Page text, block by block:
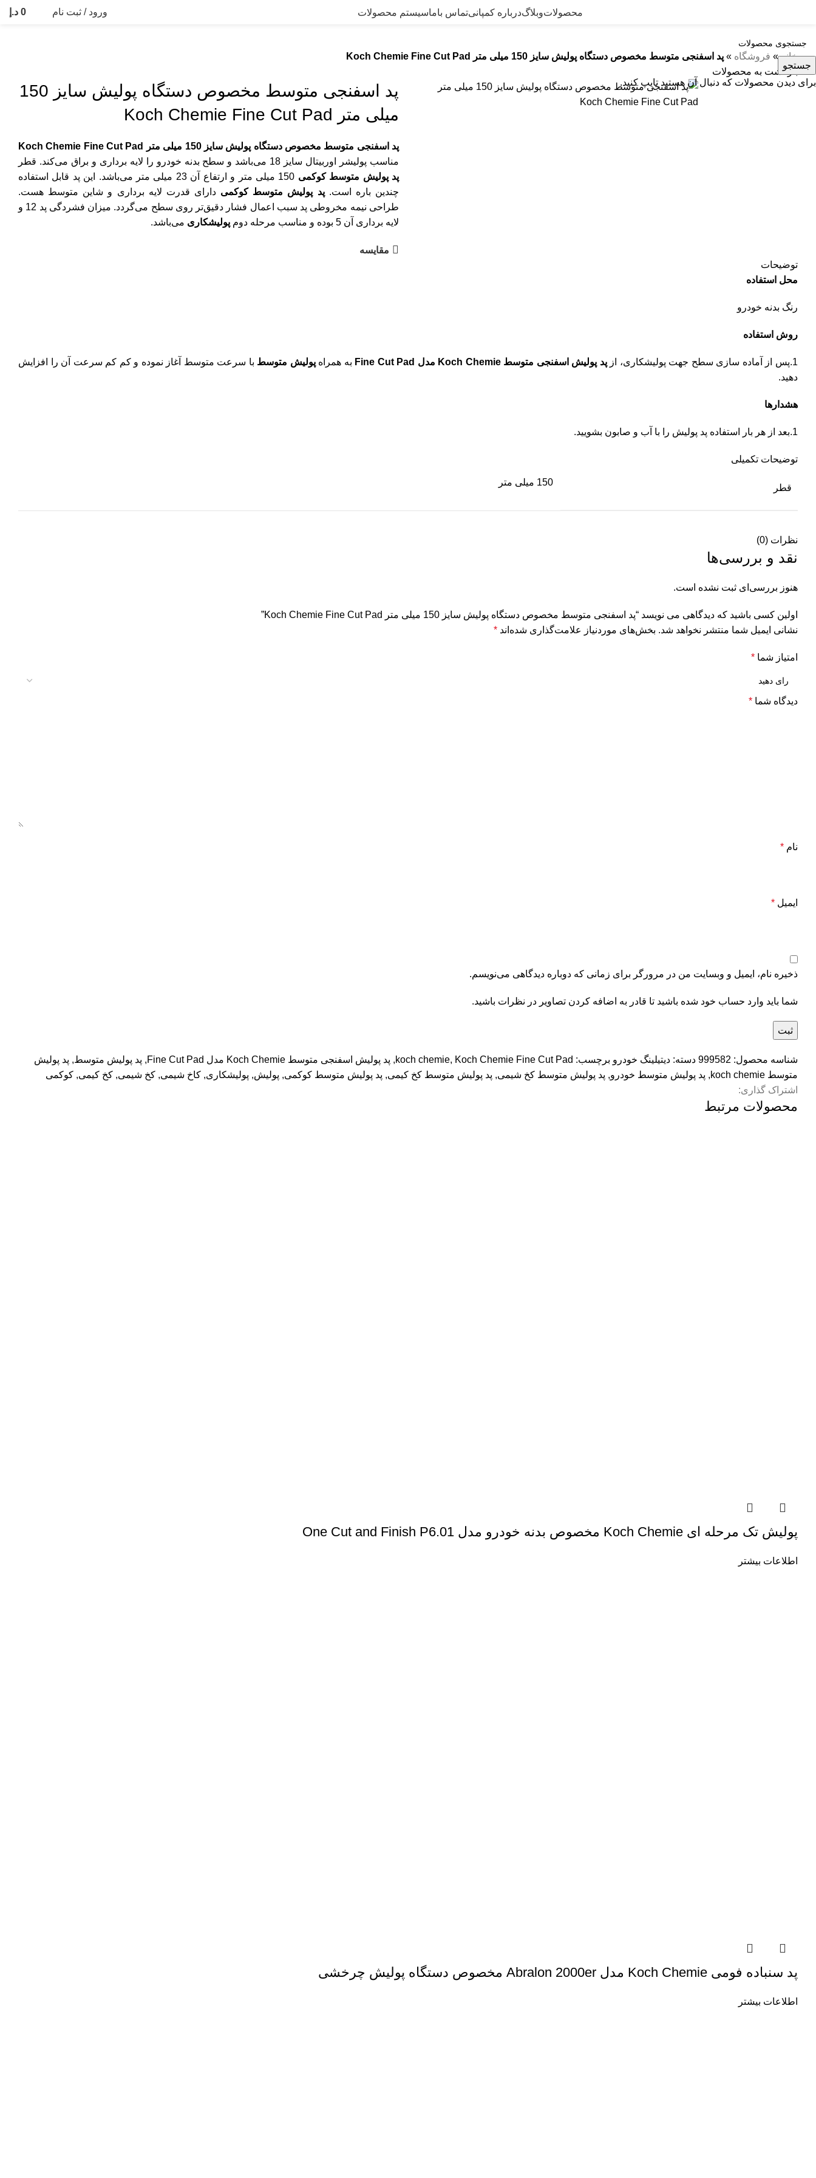
محصولاتوبلاگدرباره کمپانیتماس باماسیستم محصولات ورود / ثبت نام 0 د.إ
خانه» فروشگاه » پد اسفنجی متوسط مخصوص دستگاه پولیش سایز 150 میلی متر Koch Chemie Fine Cut Pad
بازگشت به محصولات
پد اسفنجی متوسط مخصوص دستگاه پولیش سایز 150
میلی متر Koch Chemie Fine Cut Pad
پد اسفنجی متوسط مخصوص دستگاه پولیش سایز 150 میلی متر Koch Chemie Fine Cut Pad
مناسب پولیشر اوربیتال سایز 18 می‌باشد و سطح بدنه خودرو را لایه برداری و براق می‌کند. قطر
پد پولیش متوسطکوکمی
150 میلی متر و ارتفاع آن 23 میلی متر می‌باشد. این پد قابل استفاده
چندین باره است.پد پولیش متوسط کوکمی دارای قدرت لایه برداری و شاین متوسط هست.
طراحی نیمه مخروطی پد سبب اعمال فشار دقیق‌تر روی سطح می‌گردد. میزان فشردگی پد 12 و
لایه برداری آن 5 بوده و مناسب مرحله دوم
پولیشکاری می‌باشد.
مقایسه
توضیحات
محل استفاده
رنگ بدنه خودرو
روش استفاده
1.پس از آماده سازی سطح جهت پولیشکاری، از پد پولیش اسفنجی متوسط Koch Chemie مدل Fine Cut Pad به همراهپولیش متوسط با سرعت متوسط آغاز نموده و کم کم سرعت آن را افزایش
دهید.
هشدارها
1.بعد از هر بار استفاده پد پولیش را با آب و صابون بشویید.
توضیحات تکمیلی
قطر
150 میلی متر
نظرات (0)
نقد و بررسی‌ها
هنوز بررسی‌ای ثبت نشده است.
اولین کسی باشید که دیدگاهی می نویسد “پد اسفنجی متوسط مخصوص دستگاه پولیش سایز 150 میلی متر Koch Chemie Fine Cut Pad”
نشانی ایمیل شما منتشر نخواهد شد. بخش‌های موردنیاز علامت‌گذاری شده‌اند *
امتیاز شما *
دیدگاه شما *
نام *
ایمیل *
ذخیره نام، ایمیل و وبسایت من در مرورگر برای زمانی که دوباره دیدگاهی می‌نویسم.
شما باید وارد حساب خود شده باشید تا قادر به اضافه کردن تصاویر در نظرات باشید.
شناسه محصول: 999582 دسته: دیتیلینگ خودرو برچسب: koch chemie, Koch Chemie Fine Cut Pad
, پد پولیش اسفنجی متوسط Koch Chemie مدل Fine Cut Pad , پد پولیش متوسط, پد پولیش
متوسط koch chemie
, پد پولیش متوسط خودرو, پد پولیش متوسط کخ شیمی, پد پولیش متوسط کخ کیمی, پد پولیش متوسط کوکمی, پولیش, پولیشکاری, کاخ شیمی, کخ شیمی, کخ کیمی, کوکمی
اشتراک گذاری:
محصولات مرتبط
پولیش تک مرحله ای Koch Chemie مخصوص بدنه خودرو مدل One Cut and Finish P6.01
اطلاعات بیشتر
پد سنباده فومی Koch Chemie مدل Abralon 2000er مخصوص دستگاه پولیش چرخشی
اطلاعات بیشتر
جستجو
برای دیدن محصولات که دنبال آن هستید تایپ کنید.